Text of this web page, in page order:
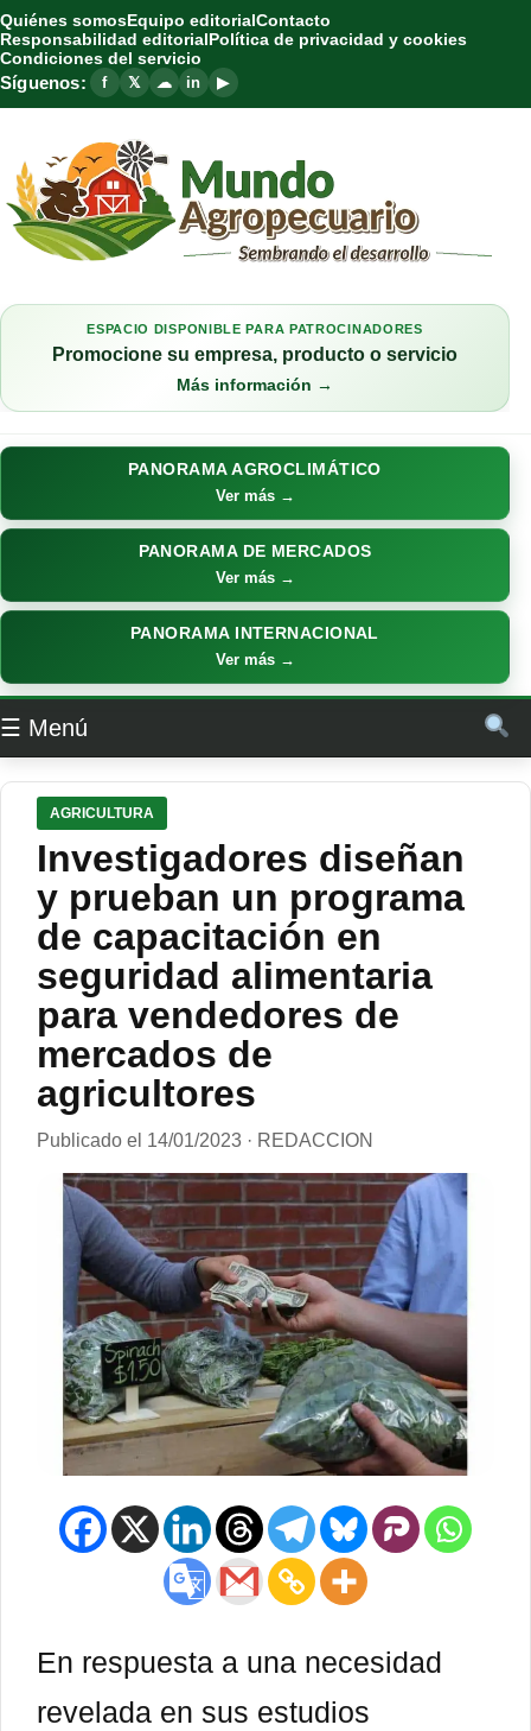
Quiénes somosEquipo editorialContacto
Responsabilidad editorialPolítica de privacidad y cookies
Condiciones del servicio
Síguenos: f 𝕏 ☁ in ▶
ESPACIO DISPONIBLE PARA PATROCINADORES
Promocione su empresa, producto o servicio
Más información →
PANORAMA AGROCLIMÁTICO
Ver más →
PANORAMA DE MERCADOS
Ver más →
PANORAMA INTERNACIONAL
Ver más →
☰ Menú
AGRICULTURA
Investigadores diseñan
y prueban un programa
de capacitación en
seguridad alimentaria
para vendedores de
mercados de
agricultores
Publicado el 14/01/2023 · REDACCION
En respuesta a una necesidad
revelada en sus estudios